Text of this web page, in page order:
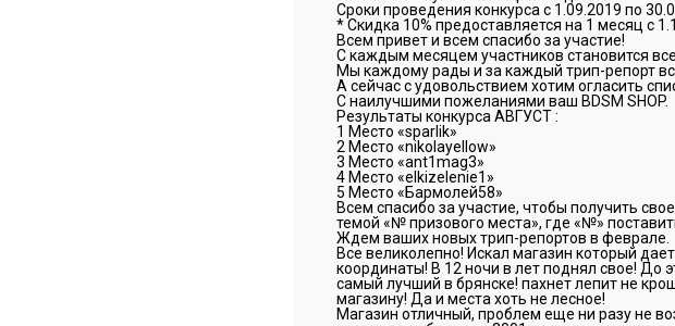
Сроки проведения конкурса с 1.09.2019 по
* Скидка 10% предоставляется на 1 месяц с
Всем привет и всем спасибо за участие!
С каждым месяцем участников становится
Мы каждому рады и за каждый трип-репорт
А сейчас с удовольствием хотим огласить
С наилучшими пожеланиями ваш BDSM SHOP.
Результаты конкурса АВГУСТ :
1 Место «sparlik»
2 Место «nikolayellow»
3 Место «ant1mag3»
4 Место «elkizelenie1»
5 Место «Бармолей58»
Всем спасибо за участие, чтобы получить
темой «№ призового места», где «№»
Ждем ваших новых трип-репортов в феврале.
Все великолепно! Искал магазин который
координаты! В 12 ночи в лет поднял свое! До
самый лучший в брянске! пахнет лепит не
магазину! Да и места хоть не лесное!
Магазин отличный, проблем еще ни разу не